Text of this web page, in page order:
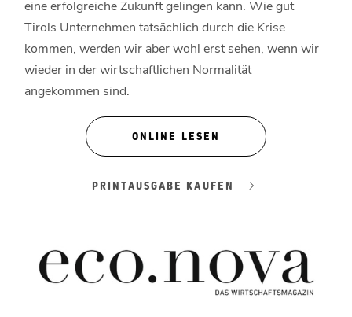
eine erfolgreiche Zukunft gelingen kann. Wie gut
Tirols Unternehmen tatsächlich durch die Krise
kommen, werden wir aber wohl erst sehen, wenn wir
wieder in der wirtschaftlichen Normalität
angekommen sind.
ONLINE LESEN
PRINTAUSGABE KAUFEN